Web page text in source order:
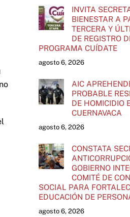
INVITA
BIENESTAR A
TERCERA Y
DE REGISTRO
PROGRAMA CUÍDATE
agosto 6, 2026
AIC
PROBABLE
DE HOMICIDIO
CUERNAVACA
agosto 6, 2026
CONSTATA
GOBIERNO
COMITÉ DE
SOCIAL PARA
EDUCACIÓN DE
agosto 6, 2026